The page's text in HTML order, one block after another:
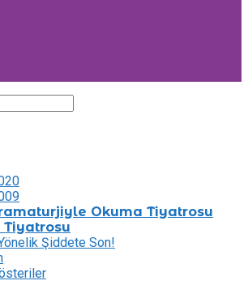
Okuma Tiyatrosu
Şiddete Son!